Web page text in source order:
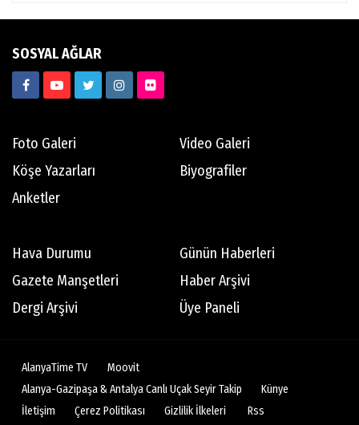
SOSYAL AĞLAR
Foto Galeri
Video Galeri
Köşe Yazarları
Biyografiler
Anketler
Hava Durumu
Günün Haberleri
Gazete Manşetleri
Haber Arşivi
Dergi Arşivi
Üye Paneli
AlanyaTime TV
Moovit
Alanya-Gazipaşa & Antalya Canlı Uçak Seyir Takip
Künye
İletişim
Çerez Politikası Gizlilik İlkeleri Rss